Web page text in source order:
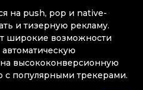
на push, pop и native-
и тизерную рекламу.
широкие возможности
высококонверсионную
популярными трекерами.